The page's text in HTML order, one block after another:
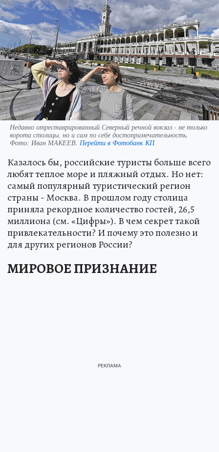
Недавно отреставрированный Северный речной вокзал - не только
ворота столицы, но и сам по себе достопримечательность.
Фото: Иван МАКЕЕВ. Перейти в Фотобанк КП
Казалось бы, российские туристы больше всего
любят теплое море и пляжный отдых. Но нет:
самый популярный туристический регион
страны - Москва. В прошлом году столица
приняла рекордное количество гостей, 26,5
миллиона (см. «Цифры»). В чем секрет такой
привлекательности? И почему это полезно и
для других регионов России?
МИРОВОЕ ПРИЗНАНИЕ